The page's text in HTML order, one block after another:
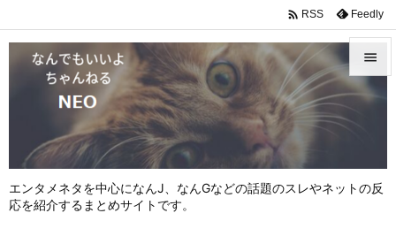
エンタメネタを中心になんJ、なんGなどの話題のスレやネットの反
応を紹介するまとめサイトです。



 RSS Feedly